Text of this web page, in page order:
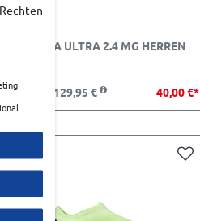
PUMA ULTRA 2.4 MG HERREN
UVP 129,95 € 40,00 €*